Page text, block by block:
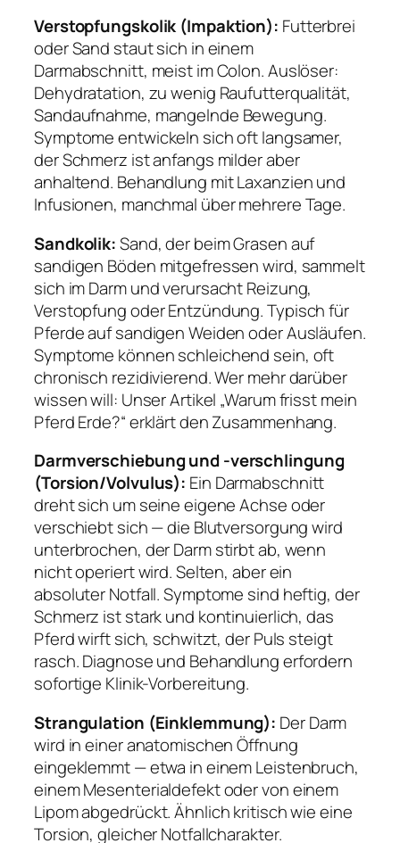
Verstopfungskolik (Impaktion): Futterbrei
oder Sand staut sich in einem
Darmabschnitt, meist im Colon. Auslöser:
Dehydratation, zu wenig Raufutterqualität,
Sandaufnahme, mangelnde Bewegung.
Symptome entwickeln sich oft langsamer,
der Schmerz ist anfangs milder aber
anhaltend. Behandlung mit Laxanzien und
Infusionen, manchmal über mehrere Tage.
Sandkolik:Sand, der beim Grasen auf
sandigen Böden mitgefressen wird, sammelt
sich im Darm und verursacht Reizung,
Verstopfung oder Entzündung. Typisch für
Pferde auf sandigen Weiden oder Ausläufen.
Symptome können schleichend sein, oft
chronisch rezidivierend. Wer mehr darüber
wissen will: Unser Artikel „Warum frisst mein
Pferd Erde?“ erklärt den Zusammenhang.
Darmverschiebung und -verschlingung
(Torsion/Volvulus): Ein Darmabschnitt
dreht sich um seine eigene Achse oder
verschiebt sich — die Blutversorgung wird
unterbrochen, der Darm stirbt ab, wenn
nicht operiert wird. Selten, aber ein
absoluter Notfall. Symptome sind heftig, der
Schmerz ist stark und kontinuierlich, das
Pferd wirft sich, schwitzt, der Puls steigt
rasch. Diagnose und Behandlung erfordern
sofortige Klinik-Vorbereitung.
Strangulation (Einklemmung): Der Darm
wird in einer anatomischen Öffnung
eingeklemmt — etwa in einem Leistenbruch,
einem Mesenterialdefekt oder von einem
Lipom abgedrückt. Ähnlich kritisch wie eine
Torsion, gleicher Notfallcharakter.